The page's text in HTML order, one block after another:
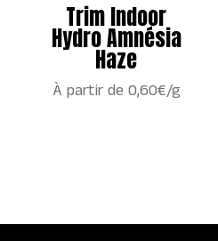
Trim Indoor
Hydro Amnésia
Haze
À partir de 0,60€/g